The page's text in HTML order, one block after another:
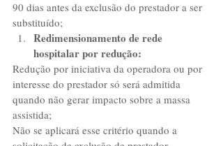
90 dias antes da exclusão do prestador a ser
substituído;
Redimensionamento de rede
hospitalar por redução:
Redução por iniciativa da operadora ou por
interesse do prestador só será admitida
quando não gerar impacto sobre a massa
assistida;
Não se aplicará esse critério quando a